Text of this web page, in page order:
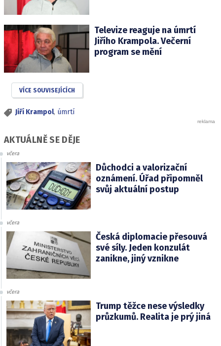
Televize reaguje na úmrtí
Jiřího Krampola. Večerní
program se mění
VÍCE SOUVISEJÍCÍCH
Jiří Krampol, úmrtí
AKTUÁLNĚ SE DĚJE
včera
Důchodci a valorizační
oznámení. Úřad připomněl
svůj aktuální postup
včera
Česká diplomacie přesouvá
své síly. Jeden konzulát
zanikne, jiný vznikne
včera
Trump těžce nese výsledky
průzkumů. Realita je prý jiná